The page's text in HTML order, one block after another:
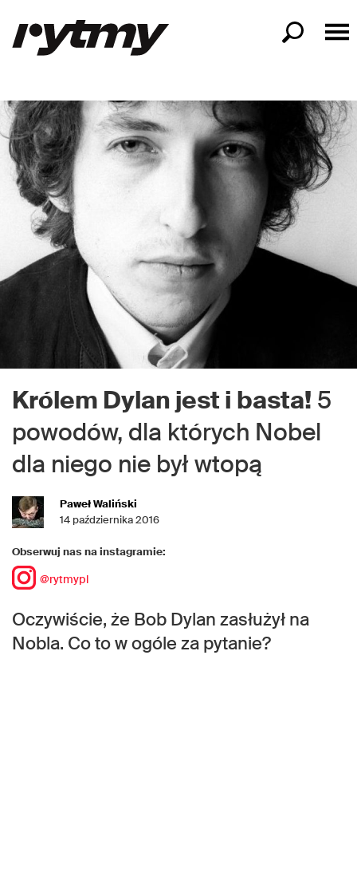
Królem Dylan jest i basta! 5
powodów, dla których Nobel
dla niego nie był wtopą
Paweł Waliński
14 października 2016
Obserwuj nas na instagramie:
@rytmypl
Oczywiście, że Bob Dylan zasłużył na
Nobla. Co to w ogóle za pytanie?